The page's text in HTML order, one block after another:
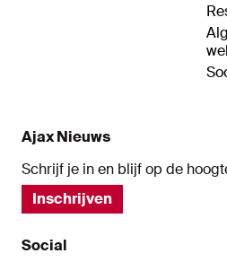
Ajax Nieuws
Schrijf je in en blijf op de
Inschrijven
Social